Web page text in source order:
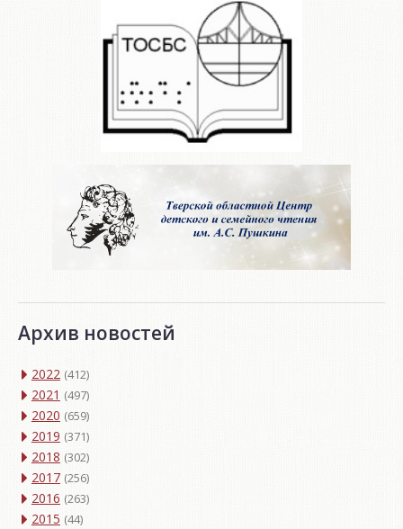
Архив новостей
2022 (412)
2021 (497)
2020 (659)
2019 (371)
2018 (302)
2017 (256)
2016 (263)
2015 (44)